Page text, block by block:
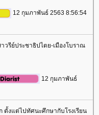
12 กุมภาพันธ์ 2563 8:56:54
วรีย์ประชาธิปไตย-เมืองโบราณ
12 กุมภาพันธ์
งแต่ไปทัศนะศึกษากับโรงเรียน